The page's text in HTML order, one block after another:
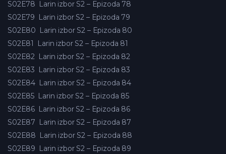
S02E78 Larin izbor S2 – Epizoda 78
S02E79 Larin izbor S2 – Epizoda 79
S02E80 Larin izbor S2 – Epizoda 80
S02E81
Larin izbor S2 – Epizoda 81
S02E82 Larin izbor S2 – Epizoda 82
S02E83 Larin izbor S2 – Epizoda 83
S02E84 Larin izbor S2 – Epizoda 84
S02E85 Larin izbor S2 – Epizoda 85
S02E86 Larin izbor S2 – Epizoda 86
S02E87 Larin izbor S2 – Epizoda 87
S02E88 Larin izbor S2 – Epizoda 88
S02E89 Larin izbor S2 – Epizoda 89